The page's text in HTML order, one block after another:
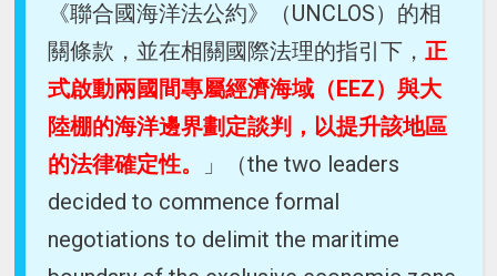
《聯合國海洋法公約》（UNCLOS）的相
關條款，並在相關國際法理的指引下，正
式啟動兩國間專屬經濟海域（EEZ）與大
陸棚的海洋邊界劃定談判，以提升該地區
的法律確定性。
」（the two leaders
decided to commence formal
negotiations to delimit the maritime